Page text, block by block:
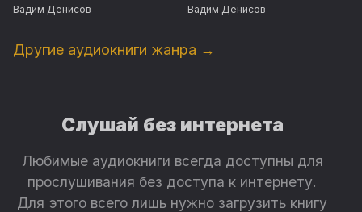
Вадим Денисов Вадим Денисов
Другие аудиокниги жанра →
Слушай без интернета
Любимые аудиокниги всегда доступны для
прослушивания без доступа к интернету.
Для этого всего лишь нужно загрузить книгу